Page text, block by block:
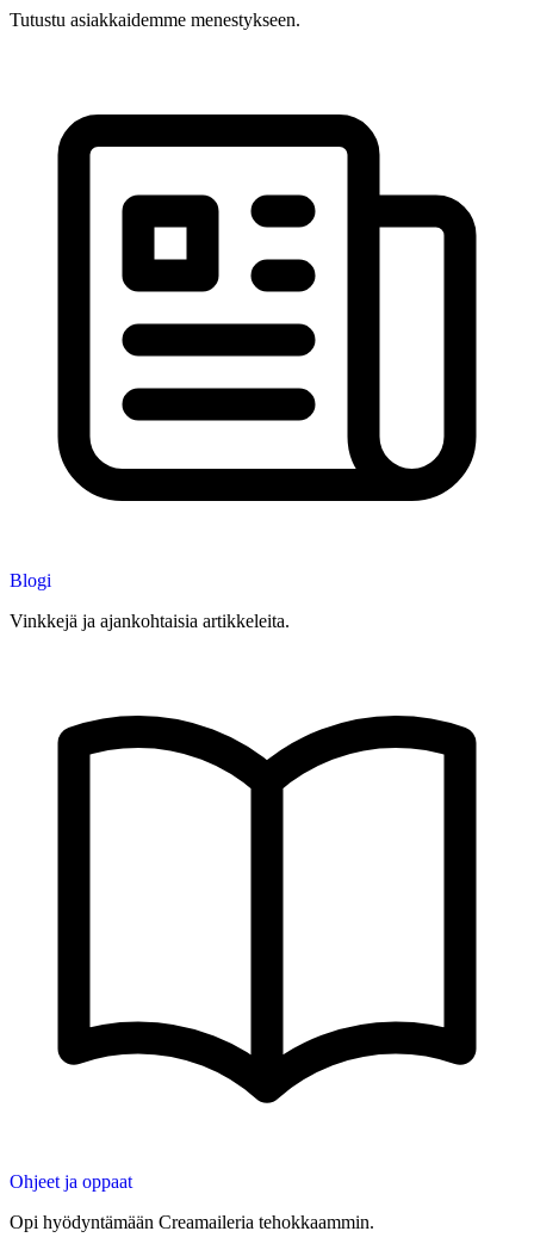
Tutustu asiakkaidemme menestykseen.
Blogi
Vinkkejä ja ajankohtaisia artikkeleita.
Ohjeet ja oppaat
Opi hyödyntämään Creamaileria tehokkaammin.